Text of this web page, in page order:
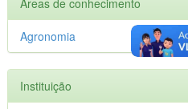
Agronomia
Instituição